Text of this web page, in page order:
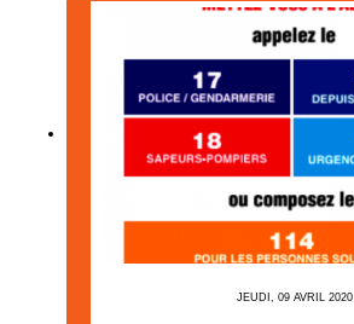
JEUDI, 09 AVRIL 2020